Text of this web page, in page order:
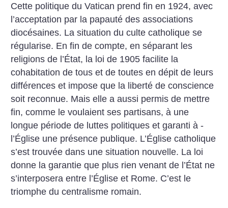
Cette politique du Vatican prend fin en 1924, avec
l’acceptation par la papauté des associations
diocésaines. La situation du culte catholique se
régularise. En fin de compte, en séparant les
religions de l’État, la loi de 1905 facilite la
cohabitation de tous et de toutes en dépit de leurs
différences et impose que la liberté de conscience
soit reconnue. Mais elle a aussi permis de mettre
fin, comme le voulaient ses partisans, à une
longue période de luttes politiques et garanti à ­
l’Église une présence publique. L’Église catholique
s’est trouvée dans une situation nouvelle. La loi
donne la garantie que plus rien venant de l’État ne
s’interposera entre l’Église et Rome. C’est le
triomphe du centralisme romain.